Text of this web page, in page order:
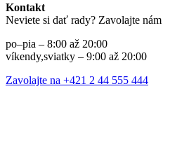
Kontakt
Neviete si dať rady? Zavolajte nám
po–pia – 8:00 až 20:00
víkendy,sviatky – 9:00 až 20:00
Zavolajte na +421 2 44 555 444